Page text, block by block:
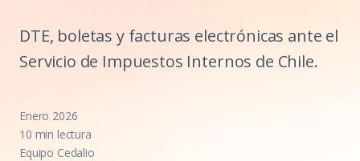
DTE, boletas y facturas electrónicas ante el
Servicio de Impuestos Internos de Chile.
Enero 2026
10 min lectura
Equipo Cedalio